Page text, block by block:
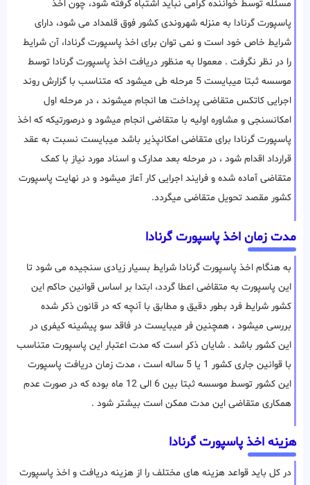
مسئله توسط خواننده گرامی نباید اشتباه گرفته شود، چون اخذ
پاسپورت گرنادا به منزله شهروندی کشور فوق قلمداد می شود، دارای
شرایط خاص خود است و نمی توان برای اخذ پاسپورت گرنادا، آن شرایط
را در نظر نگرفت . معمولا به منظور دریافت اخذ پاسپورت گرنادا توسط
موسسه ثبتا میبایست 5 مرحله طی میشود که متناسب با گزارش روند
اجرایی کاتکس متقاضی پرداخت ها انجام میشوند ، در مرحله اول
امکانسنجی و مشاوره اولیه با متقاضی انجام میشود و درصورتیکه که اخذ
پاسپورت گرنادا برای متقاضی امکانپذیر باشد میبایست نسبت به عقد
قرارداد اقدام شود ، در مرحله بعد مدارک و اسناد مورد نیاز با کمک
متقاضی آماده شده و فرایند اجرایی کار آعاز میشود و در نهایت پاسپورت
کشور مقصد تحویل متقاضی میگردد.
مدت زمان اخذ پاسپورت گرنادا
به هنگام اخذ پاسپورت گرنادا شرایط بسیار زیادی سنجیده می شود تا
این پاسپورت به متقاضی اعطا گردد، ابتدا بر اساس قوانین حاکم این
کشور شرایط فرد بطور دقیق و مطابق با آنچه که در قانون ذکر شده
بررسی میشود ، همچنین فر میبایست در فاقد سو پیشینه کیفری در
این کشور باشد . شایان ذکر است که مدت اعتبار این پاسپورت متناسب
با قوانین جاری کشور 1 یا 5 ساله است ، مدت زمان دریافت پاسپورت
این کشور توسط موسسه ثبتا بین 6 الی 12 ماه بوده که در صورت عدم
همکاری متقاضی این مدت ممکن است بیشتر شود .
هزینه اخذ پاسپورت گرنادا
در کل باید قواعد هزینه های مختلف را از هزینه دریافت و اخذ پاسپورت